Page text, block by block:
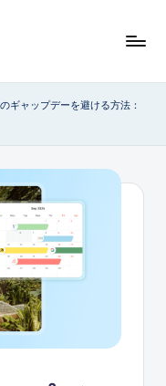
ギャップデーを避ける方法：